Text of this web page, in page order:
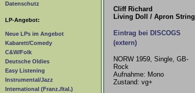
Datenschutz
LP-Angebot:
Neue LPs im Angebot
Kabarett/Comedy
C&W/Folk
Deutsche Oldies
Easy Listening
Instrumental/Jazz
International (Franz./Ital.)
Cliff Richard
Living Doll / Apron
Eintrag bei DISCOGS
(extern)
NORW 1959, Single, GB-
Rock
Aufnahme: Mono
Zustand: vg+